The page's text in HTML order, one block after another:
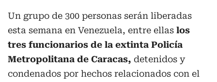
Un grupo de 300 personas serán liberadas
esta semana en Venezuela, entre ellas los
tres funcionarios de la extinta Policía
Metropolitana de Caracas, detenidos y
condenados por hechos relacionados con el